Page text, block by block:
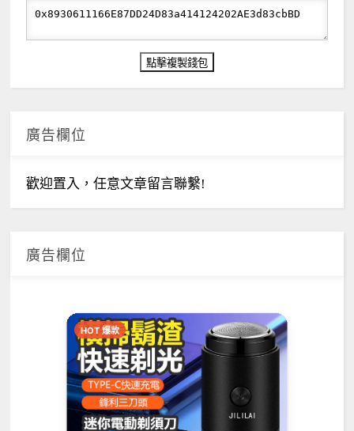
廣告欄位
歡迎置入，任意文章留言聯繫!
廣告欄位
HOT 爆款